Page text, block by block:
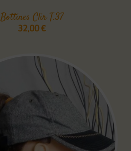
Bottines Clir T.37
32,00€